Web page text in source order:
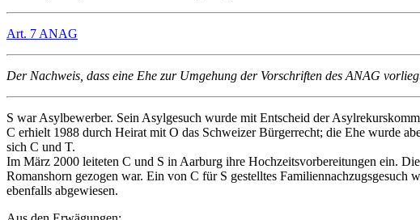
Art. 7 ANAG
Der Nachweis, dass eine Ehe zur Umgehung der Vorschriften des ANAG
S war Asylbewerber. Sein Asylgesuch wurde mit Entscheid der
C erhielt 1988 durch Heirat mit O das Schweizer Bürgerrecht; die Ehe wurde
sich C und T.
Im März 2000 leiteten C und S in Aarburg ihre Hochzeitsvorbereitungen ein.
Romanshorn gezogen war. Ein von C für S gestelltes
ebenfalls abgewiesen.